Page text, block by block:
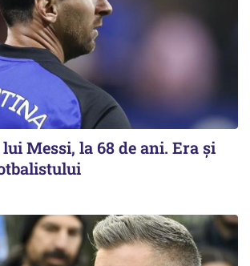
Messi, la 68 de ani. Era și